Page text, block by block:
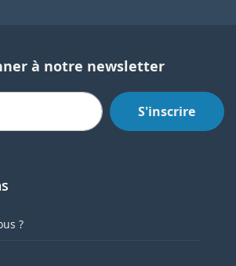
à notre newsletter
S'inscrire
?